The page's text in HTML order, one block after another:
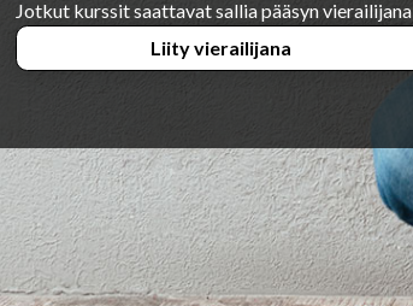
Jotkut kurssit saattavat sallia pääsyn vierailijana
Liity vierailijana